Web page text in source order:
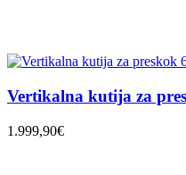
Vertikalna kutija za
1.999,90€